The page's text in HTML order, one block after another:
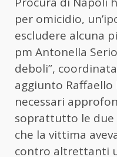
per omicidio,
escludere alcuna
pm Antonella
deboli”,
aggiunto Raffaello
necessari
soprattutto le due
che la vittima
contro altrettanti